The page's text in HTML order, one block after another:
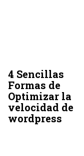
4 Sencillas
Formas de
Optimizar la
velocidad de
wordpress